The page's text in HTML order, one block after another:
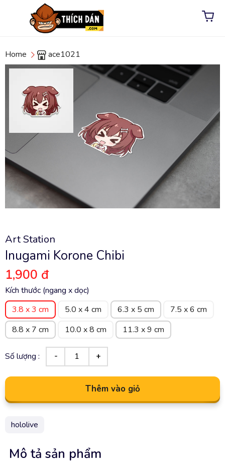
Home ace1021
Art Station
Inugami Korone Chibi
1,900 đ
Kích thước (ngang x dọc)
3.8 x 3 cm
5.0 x 4 cm 6.3 x 5 cm
7.5 x 6 cm
8.8 x 7 cm
10.0 x 8 cm 11.3 x 9 cm
Số lượng :
Thêm vào giỏ
hololive
Mô tả sản phẩm